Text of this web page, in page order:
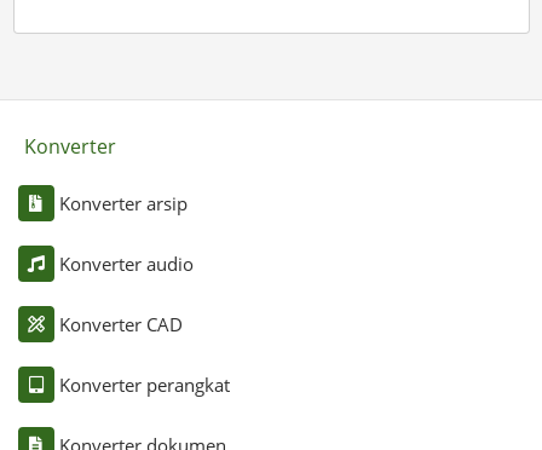
Konverter
Konverter arsip
Konverter audio
Konverter CAD
Konverter perangkat